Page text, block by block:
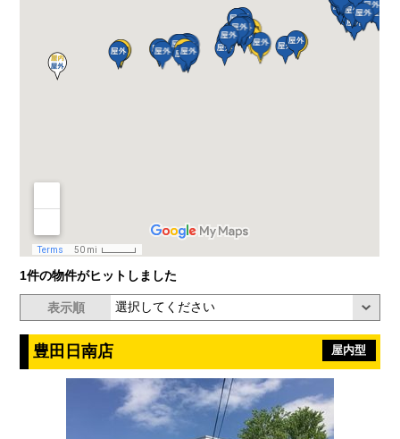
1件の物件がヒットしました
表示順
豊田日南店 屋内型